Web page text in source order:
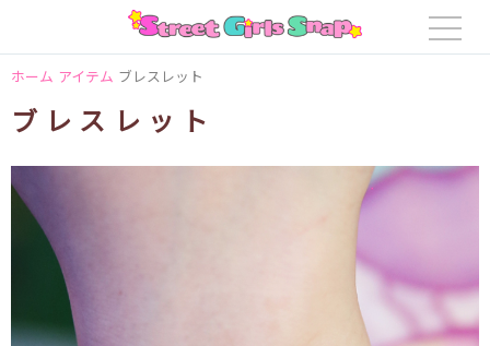
ホーム アイテム ブレスレット
ブレスレット